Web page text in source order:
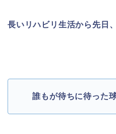
長いリハビリ生活から先日
誰もが待ちに待った